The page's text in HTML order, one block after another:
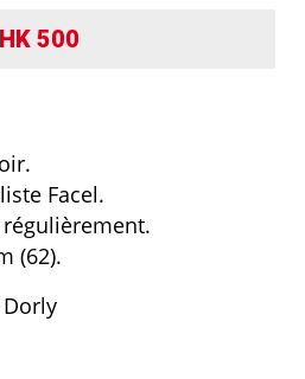
HK 500
Facel.
(62).
Dorly